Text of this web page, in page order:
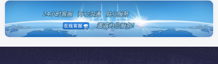
阿尔法指标网